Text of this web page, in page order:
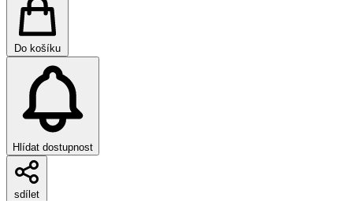
Do košíku
Hlídat dostupnost
sdílet